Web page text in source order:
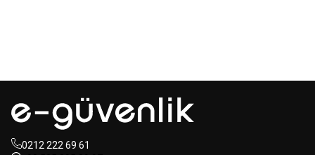
0212 222 69 61